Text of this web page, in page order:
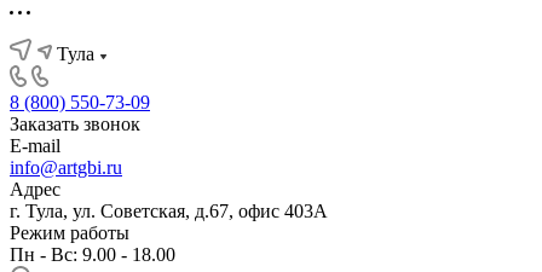
Тула
8 (800) 550-73-09
Заказать звонок
E-mail
info@artgbi.ru
Адрес
г. Тула, ул. Советская, д.67, офис 403А
Режим работы
Пн - Вс: 9.00 - 18.00